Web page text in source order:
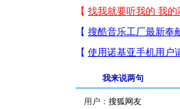
我来说两句
用户：